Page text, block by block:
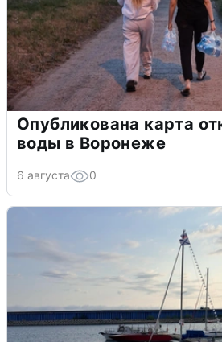
Опубликована карта
воды в Воронеже
6 августа 0